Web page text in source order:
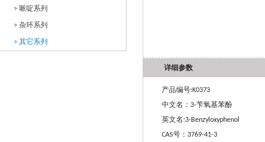
> 哌啶系列
> 杂环系列
> 其它系列
详细参数
产品编号:K0373
中文名：3-苄氧基苯酚
英文名:3-Benzyloxyphenol
CAS号：3769-41-3